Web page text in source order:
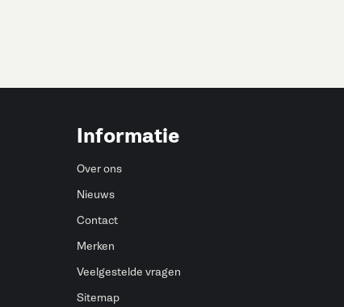
Informatie
Over ons
Nieuws
Contact
Merken
Veelgestelde vragen
Sitemap